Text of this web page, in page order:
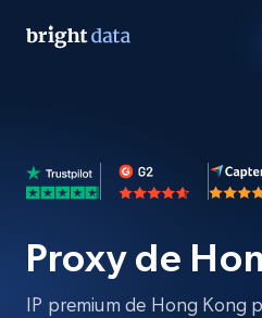
Proxy de
IP premium de Hong Kong